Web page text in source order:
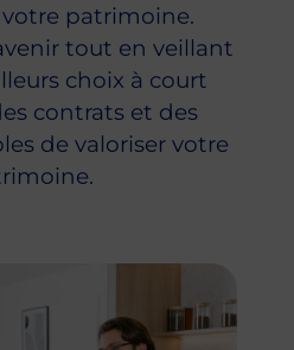
patrimoine.
tout en veillant
choix à court
contrats et des
de valoriser votre